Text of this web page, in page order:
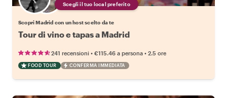
Scegli il tuo local preferito
Scopri Madrid con un host scelto da te
Tour di vino e tapas a Madrid
241 recensioni • €115.46 a persona • 2.5 ore
FOOD TOUR CONFERMA IMMEDIATA